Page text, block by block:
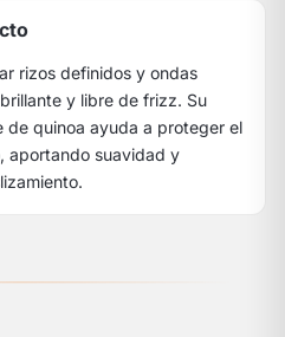
rizos definidos y ondas
y libre de frizz. Su
de quinoa ayuda a proteger el
aportando suavidad y